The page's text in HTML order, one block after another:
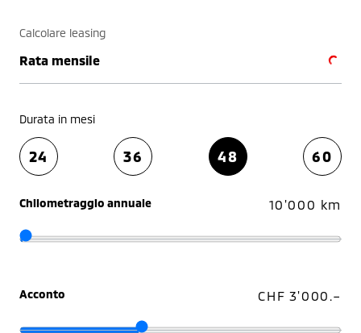
Calcolare leasing
Rata mensile
Durata in mesi
24 36 48 60
Chilometraggio annuale 10'000 km
Acconto CHF 3'000.–